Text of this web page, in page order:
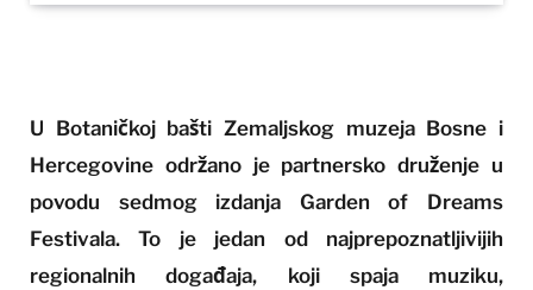
U Botaničkoj bašti Zemaljskog muzeja Bosne i
Hercegovine održano je partnersko druženje u
povodu sedmog izdanja Garden of Dreams
Festivala. To je jedan od najprepoznatljivijih
regionalnih događaja, koji spaja muziku,